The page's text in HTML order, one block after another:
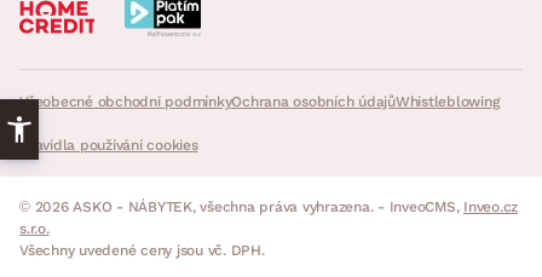
Všeobecné obchodní podmínkyOchrana osobních údajůWhistleblowing
Pravidla používání cookies
© 2026 ASKO - NÁBYTEK, všechna práva vyhrazena. - InveoCMS, Inveo.cz
s.r.o.
Všechny uvedené ceny jsou vč. DPH.